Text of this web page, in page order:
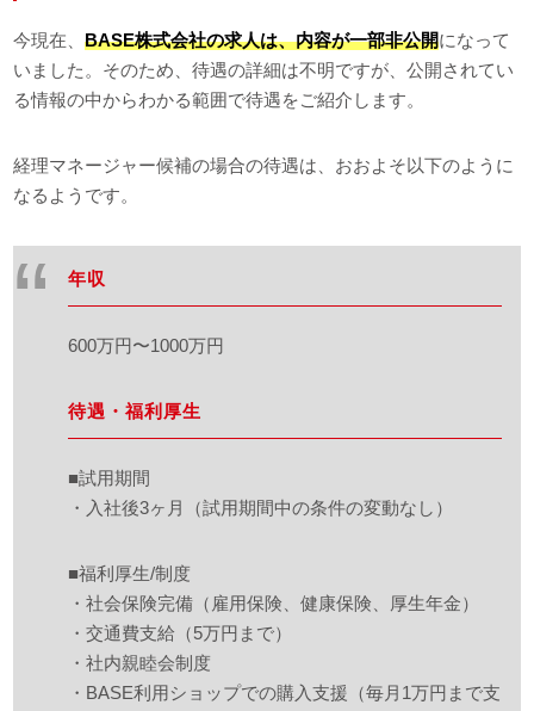
今現在、BASE株式会社の求人は、内容が一部非公開になって
いました。そのため、待遇の詳細は不明ですが、公開されてい
る情報の中からわかる範囲で待遇をご紹介します。
経理マネージャー候補の場合の待遇は、おおよそ以下のように
なるようです。
年収
600万円〜1000万円
待遇・福利厚生
■試用期間
・入社後3ヶ月（試用期間中の条件の変動なし）
■福利厚生/制度
・社会保険完備（雇用保険、健康保険、厚生年金）
・交通費支給（5万円まで）
・社内親睦会制度
・BASE利用ショップでの購入支援（毎月1万円まで支